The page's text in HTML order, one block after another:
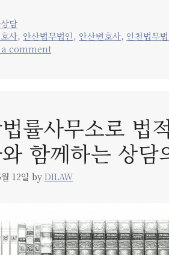
담
사, 안산법무법인, 안산변호사, 인천법무
a comment
률사무소로 법
함께하는 상담
12일 byDILAW